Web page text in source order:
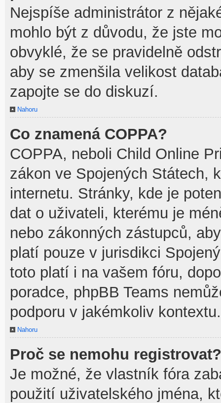
Nejspíše administrátor z
mohlo být z důvodu, že jste
obvyklé, že se pravidelně
aby se zmenšila velikost
zapojte se do diskuzí.
Nahoru
Co znamená COPPA?
COPPA, neboli Child Online
zákon ve Spojených Státech,
internetu. Stránky, kde je
dat o uživateli, kterému je
nebo zákonných zástupců,
platí pouze v jurisdikci
toto platí i na vašem fóru,
poradce, phpBB Teams
podporu v jakémkoliv kontextu.
Nahoru
Proč se nemohu registrovat?
Je možné, že vlastník fóra
použití uživatelského jména,